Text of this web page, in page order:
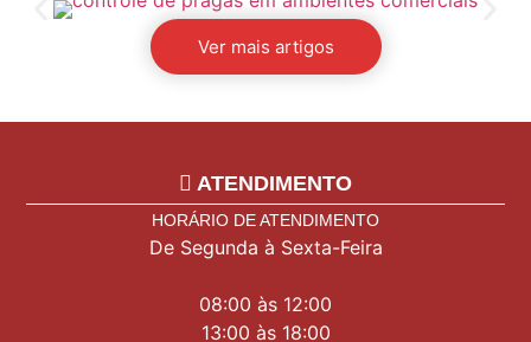
Ver mais artigos
ATENDIMENTO
HORÁRIO DE ATENDIMENTO
De Segunda à Sexta-Feira
08:00 às 12:00
13:00 às 18:00